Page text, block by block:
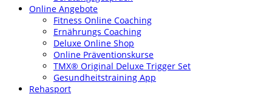
Online Angebote
Fitness Online Coaching
Ernährungs Coaching
Deluxe Online Shop
Online Präventionskurse
TMX® Original Deluxe Trigger Set
Gesundheitstraining App
Rehasport